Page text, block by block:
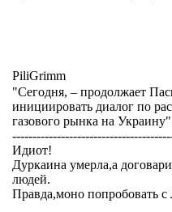
PiliGrimm
"Сегодня, – продолжает
инициировать диалог по
газового рынка на
Идиот!
Дуркаина умерла,а
людей.
Правда,моно попробовать